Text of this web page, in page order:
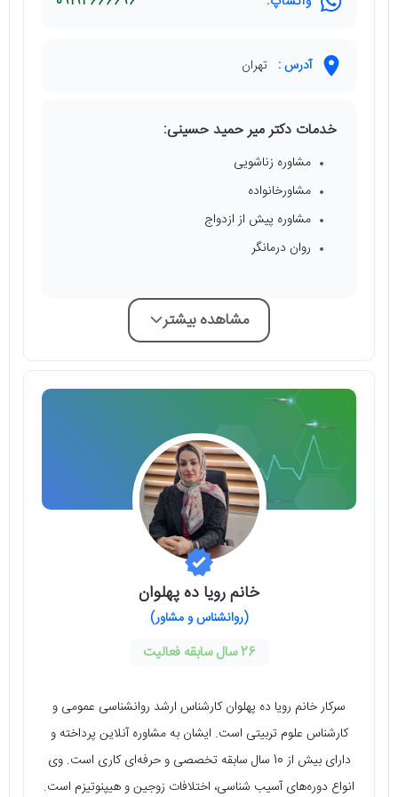
آدرس : تهران
خدمات دکتر میر حمید حسینی:
مشاوره زناشویی
مشاورخانواده
مشاوره پیش از ازدواج
روان درمانگر
مشاهده بیشتر
خانم رویا ده پهلوان
(روانشناس و مشاور)
26 سال سابقه فعالیت
سرکار خانم رویا ده پهلوان کارشناس ارشد روانشناسی عمومی و
کارشناس علوم تربیتی است. ایشان به مشاوره آنلاین پرداخته و
دارای بیش از 10 سال سابقه تخصصی و حرفه‌ای کاری است. وی
انواع دوره‌های آسیب شناسی، اختلافات زوجین و هیپنوتیزم است.